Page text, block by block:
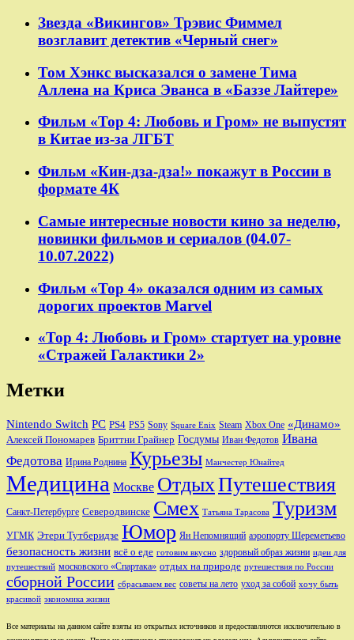
Звезда «Викингов» Трэвис Фиммел
возглавит детектив «Черный снег»
Том Хэнкс высказался о замене Тима
Аллена на Криса Эванса в «Баззе Лайтере»
Фильм «Тор 4: Любовь и Гром» не выпустят
в Китае из-за ЛГБТ
Фильм «Кин-дза-дза!» покажут в России в
формате 4К
Самые интересные новости кино за неделю,
новинки фильмов и сериалов (04.07-
10.07.2022)
Фильм «Тор 4» оказался одним из самых
дорогих проектов Marvel
«Тор 4: Любовь и Гром» стартует на уровне
«Стражей Галактики 2»
Метки
Nintendo Switch PC PS4 PS5 Sony Square Enix Steam Xbox One «Динамо»
Алексей Пономарев Бриттни Грайнер Госдумы Иван Федотов Ивана
Федотова Ирина Роднина Курьезы Манчестер Юнайтед
Медицина Москве ОтдыхПутешествия
Санкт-Петербурге Северодвинске Смех Татьяна Тарасова Туризм
УГМК Этери Тутберидзе Юмор Ян Непомнящий аэропорту Шереметьево
безопасность жизни всё о еде готовим вкусно здоровый образ жизни идеи для
путешествий московского «Спартака» отдых на природе путешествия по России
сборной России сбрасываем вес советы на лето уход за собой хочу быть
красивой экономика жизни
Все материалы на данном сайте взяты из открытых источников и предоставляются исключительно в